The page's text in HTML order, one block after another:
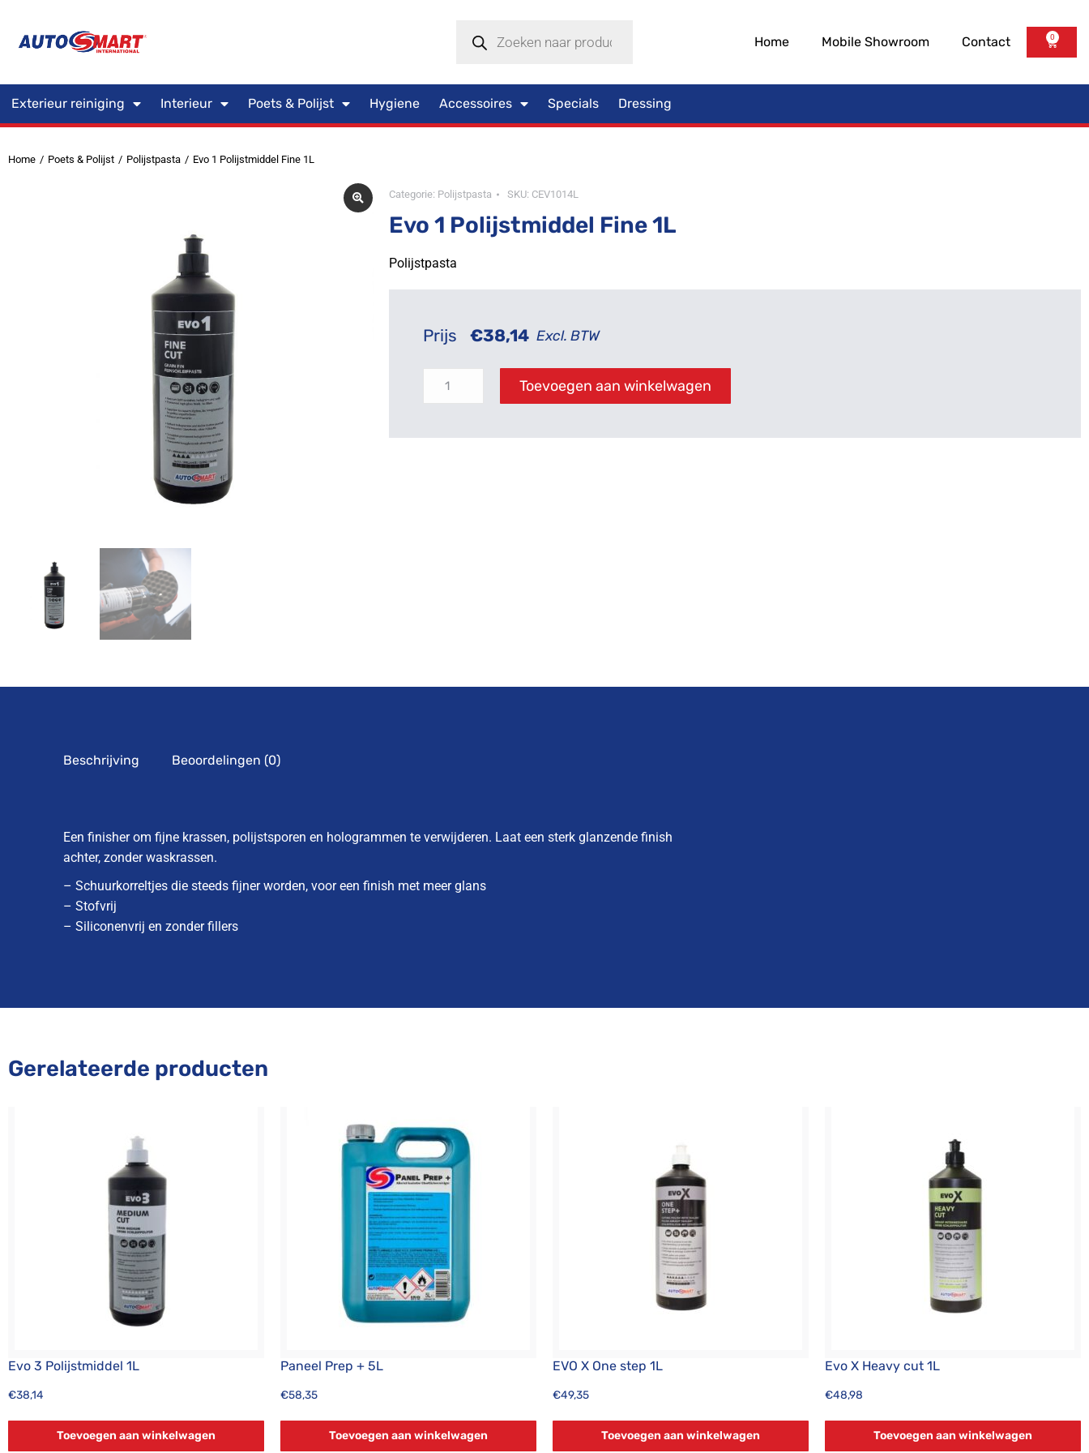
Home Mobile Showroom Contact 0
Exterieur reiniging Interieur Poets & Polijst Hygiene Accessoires Specials Dressing
Je bent hier:
Home Poets & Polijst Polijstpasta Evo 1 Polijstmiddel Fine 1L
Categorie: Polijstpasta SKU: CEV1014L
Evo 1 Polijstmiddel Fine 1L
Polijstpasta
Prijs €38,14 Excl. BTW
Toevoegen aan winkelwagen
Beschrijving Beoordelingen (0)
Een finisher om fijne krassen, polijstsporen en hologrammen te verwijderen. Laat een sterk glanzende finish
achter, zonder waskrassen.
– Schuurkorreltjes die steeds fijner worden, voor een finish met meer glans
– Stofvrij
– Siliconenvrij en zonder fillers
Gerelateerde producten
Evo 3 Polijstmiddel 1L
€38,14
Toevoegen aan winkelwagen
Paneel Prep + 5L
€58,35
Toevoegen aan winkelwagen
EVO X One step 1L
€49,35
Toevoegen aan winkelwagen
Evo X Heavy cut 1L
€48,98
Toevoegen aan winkelwagen